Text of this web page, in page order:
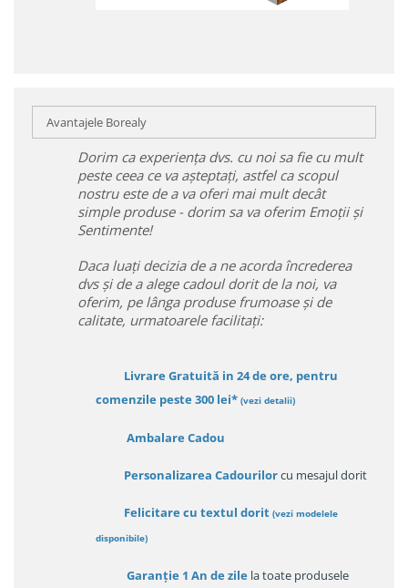
Avantajele Borealy
Dorim ca experiența dvs. cu noi sa fie cu mult
peste ceea ce va așteptați, astfel ca scopul
nostru este de a va oferi mai mult decât
simple produse - dorim sa va oferim Emoții și
Sentimente!
Daca luați decizia de a ne acorda încrederea
dvs și de a alege cadoul dorit de la noi, va
oferim, pe lânga produse frumoase și de
calitate, urmatoarele facilitați:
Livrare Gratuită in 24 de ore, pentru
comenzile peste 300 lei* (vezi detalii)
Ambalare Cadou
Personalizarea Cadourilorcu mesajul dorit
Felicitare cu textul dorit (vezi modelele
disponibile)
Garanție 1 An de zile la toate produsele